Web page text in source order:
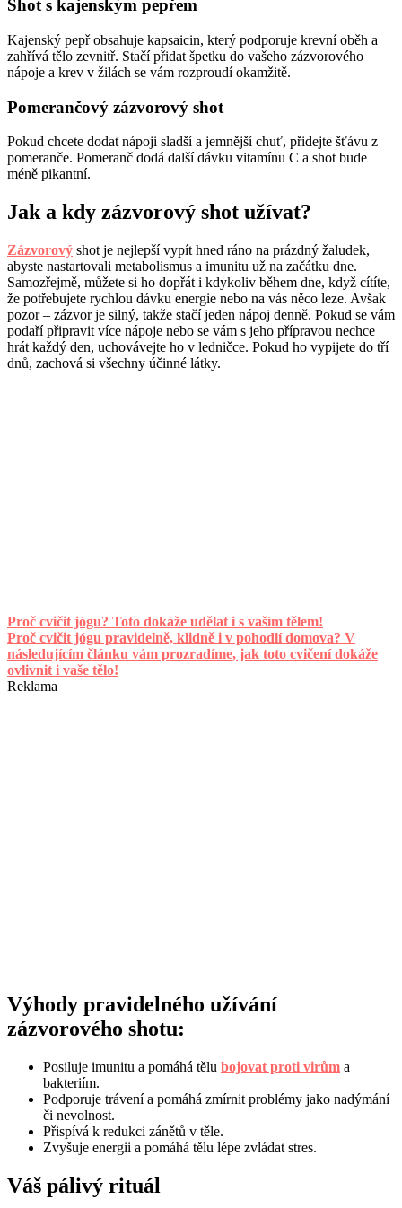
Shot s kajenským pepřem
Kajenský pepř obsahuje kapsaicin, který podporuje krevní oběh a
zahřívá tělo zevnitř. Stačí přidat špetku do vašeho zázvorového
nápoje a krev v žilách se vám rozproudí okamžitě.
Pomerančový zázvorový shot
Pokud chcete dodat nápoji sladší a jemnější chuť, přidejte šťávu z
pomeranče. Pomeranč dodá další dávku vitamínu C a shot bude
méně pikantní.
Jak a kdy zázvorový shot užívat?
Zázvorový shot je nejlepší vypít hned ráno na prázdný žaludek,
abyste nastartovali metabolismus a imunitu už na začátku dne.
Samozřejmě, můžete si ho dopřát i kdykoliv během dne, když cítíte,
že potřebujete rychlou dávku energie nebo na vás něco leze. Avšak
pozor – zázvor je silný, takže stačí jeden nápoj denně. Pokud se vám
podaří připravit více nápoje nebo se vám s jeho přípravou nechce
hrát každý den, uchovávejte ho v ledničce. Pokud ho vypijete do tří
dnů, zachová si všechny účinné látky.
Proč cvičit jógu? Toto dokáže udělat i s vaším tělem!
Proč cvičit jógu pravidelně, klidně i v pohodlí domova? V
následujícím článku vám prozradíme, jak toto cvičení dokáže
ovlivnit i vaše tělo!
Reklama
Výhody pravidelného užívání
zázvorového shotu:
Posiluje imunitu a pomáhá tělu bojovat proti virům a
bakteriím.
Podporuje trávení a pomáhá zmírnit problémy jako nadýmání
či nevolnost.
Přispívá k redukci zánětů v těle.
Zvyšuje energii a pomáhá tělu lépe zvládat stres.
Váš pálivý rituál